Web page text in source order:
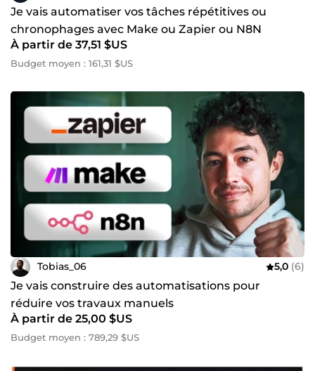
Je vais automatiser vos tâches répétitives ou
chronophages avec Make ou Zapier ou N8N
À partir de 37,51 $US
Budget moyen : 161,31 $US
Tobias_06 5,0 (6)
Je vais construire des automatisations pour
réduire vos travaux manuels
À partir de 25,00 $US
Budget moyen : 789,29 $US